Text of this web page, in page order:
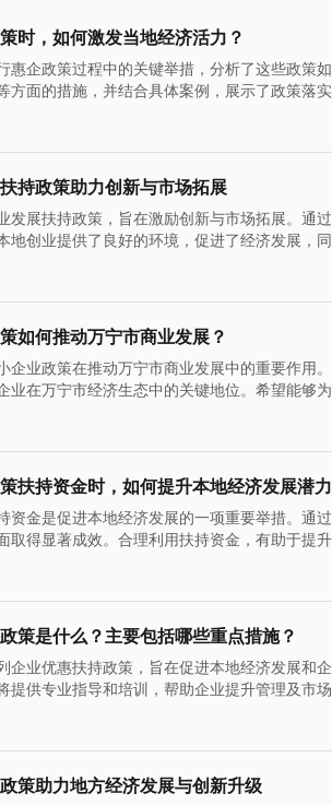
时，如何激发当地经济活力？
惠企政策过程中的关键举措，分析了这些政策
方面的措施，并结合具体案例，展示了政策落
持政策助力创新与市场拓展
发展扶持政策，旨在激励创新与市场拓展。通
地创业提供了良好的环境，促进了经济发展，
如何推动万宁市商业发展？
企业政策在推动万宁市商业发展中的重要作用
业在万宁市经济生态中的关键地位。希望能够
扶持资金时，如何提升本地经济发展潜
资金是促进本地经济发展的一项重要举措。通
取得显著成效。合理利用扶持资金，有助于提
策是什么？主要包括哪些重点措施？
企业优惠扶持政策，旨在促进本地经济发展和
提供专业指导和培训，帮助企业提升管理及市
策助力地方经济发展与创新升级